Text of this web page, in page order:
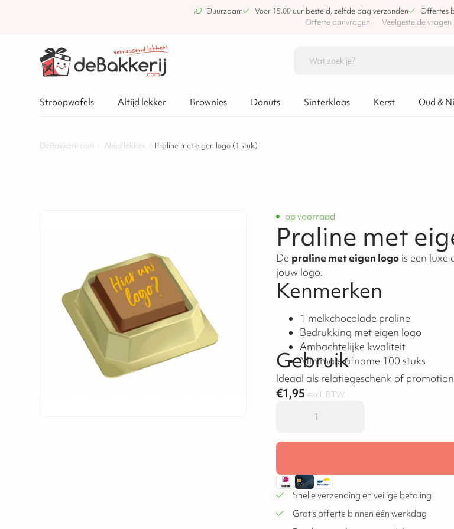
Duurzaam Voor 15.00 uur besteld, zelfde dag verzonden Offertes
Offerte aanvragen
Veelgestelde vragen
Stroopwafels Altijd lekker Brownies Donuts Sinterklaas Kerst Oud &
DeBakkerij.com › Altijd lekker › Praline met eigen logo (1 stuk)
op voorraad
Praline met
De praline met eigen logo is een luxe en
jouw logo.
Kenmerken
1 melkchocolade praline
Bedrukking met eigen logo
Ambachtelijke kwaliteit
Minimale afname 100 stuks
Gebruik
€1,95 excl. BTW
Snelle verzending en veilige betaling
Gratis offerte binnen één werkdag